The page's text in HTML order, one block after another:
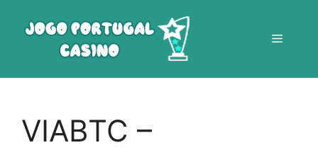
Menu
VIABTC –